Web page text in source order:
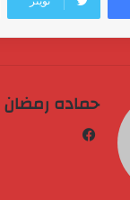
حماده رمضان